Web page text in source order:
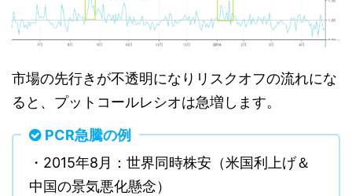
市場の先行きが不透明になりリスクオフの流れにな
ると、プットコールレシオは急増します。
PCR急騰の例
・2015年8月：世界同時株安（米国利上げ＆
中国の景気悪化懸念）